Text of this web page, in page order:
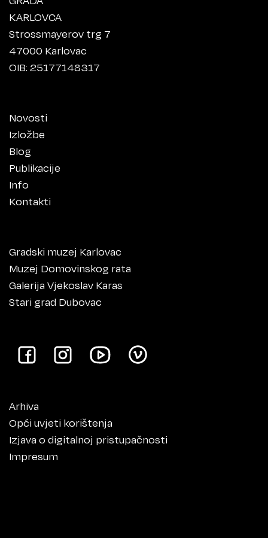
KARLOVCA
Strossmayerov trg 7
47000 Karlovac
OIB: 25177148317
Novosti
Izložbe
Blog
Publikacije
Info
Kontakti
Gradski muzej Karlovac
Muzej Domovinskog rata
Galerija Vjekoslav Karas
Stari grad Dubovac
Arhiva
Opći uvjeti korištenja
Izjava o digitalnoj pristupačnosti
Impresum